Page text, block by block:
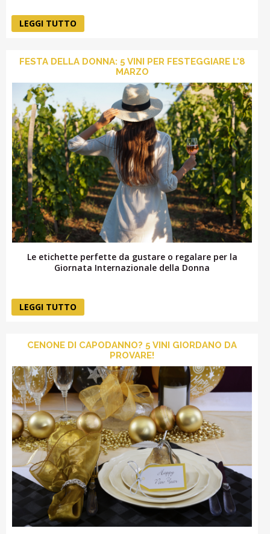
LEGGI TUTTO
FESTA DELLA DONNA: 5 VINI PER FESTEGGIARE L'8
MARZO
Le etichette perfette da gustare o regalare per la
Giornata Internazionale della Donna
LEGGI TUTTO
CENONE DI CAPODANNO? 5 VINI GIORDANO DA
PROVARE!